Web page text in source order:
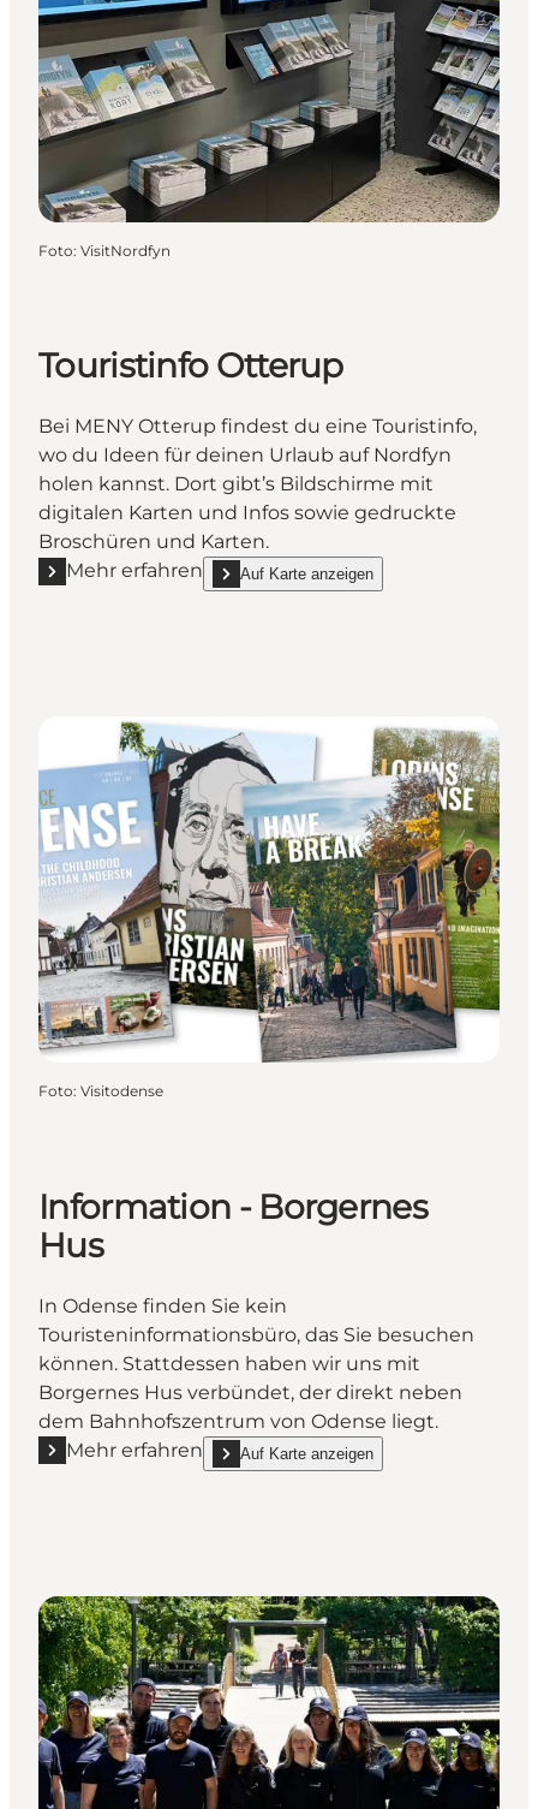
Foto: VisitNordfyn
Touristinfo Otterup
Bei MENY Otterup findest du eine Touristinfo,
wo du Ideen für deinen Urlaub auf Nordfyn
holen kannst. Dort gibt’s Bildschirme mit
digitalen Karten und Infos sowie gedruckte
Broschüren und Karten.
Mehr erfahren
Mehr erfahren "Touristinfo Otterup"
Auf Karte anzeigen
show Touristinfo Otterup on_map
Foto: Visitodense
Information - Borgernes
Hus
In Odense finden Sie kein
Touristeninformationsbüro, das Sie besuchen
können. Stattdessen haben wir uns mit
Borgernes Hus verbündet, der direkt neben
dem Bahnhofszentrum von Odense liegt.
Mehr erfahren
Mehr erfahren "Information - Borgernes Hus"
Auf Karte anzeigen
show Information - Borgernes Hus on_map